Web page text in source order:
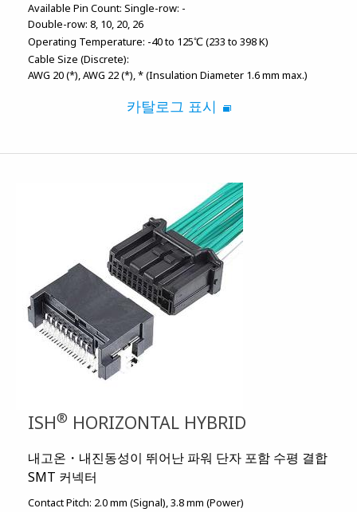
Available Pin Count: Single-row: -
Double-row: 8, 10, 20, 26
Operating Temperature: -40 to 125℃ (233 to 398 K)
Cable Size (Discrete):
AWG 20 (*) AWG 22 (*) * (Insulation Diameter 1.6 mm max.)
카탈로그 표시
ISH® HORIZONTAL HYBRID
내고온・내진동성이 뛰어난 파워 단자 포함 수평 결합
SMT 커넥터
Contact Pitch: 2.0 mm (Signal) 3.8 mm (Power)